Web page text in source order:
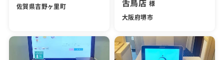
佐賀県吉野ヶ里町
舌鳥店 様
大阪府堺市